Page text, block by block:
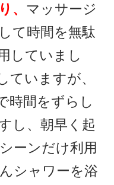
、 マッサージ
て時間を無駄
していまし
ていますが、
時間をずらし
し、朝早く起
ーンだけ利用
シャワーを浴